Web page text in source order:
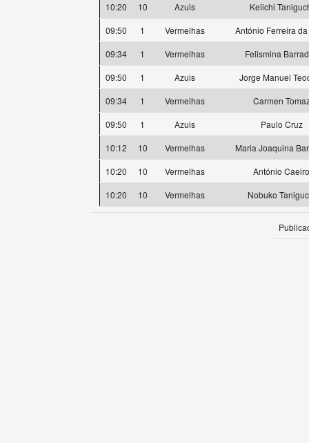
10:20
10 Azuis
Keiichi
09:50
1 Vermelhas
António Ferreira
09:34
1 Vermelhas
Felismina
09:50
1 Azuis
Jorge Manuel
09:34
1 Vermelhas
Carmen
09:50
1 Azuis
Paulo Cruz
10:12
10 Vermelhas
Maria Joaquina
10:20
10 Vermelhas
António Caeiro
10:20
10 Vermelhas Nobuko